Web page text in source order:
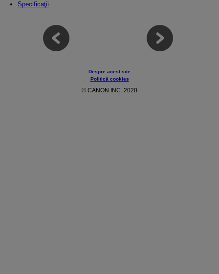
Specificaţii
Despre acest site
Politică cookies
© CANON INC. 2020